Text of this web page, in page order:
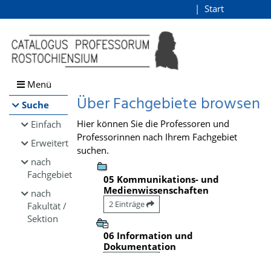
Browsen
direkt zum Inhalt
Start
Menü
Suche
Einfach
Erweitert
nach
Fachgebiet
nach
Fakultät /
Sektion
Über Fachgebiete browsen
Hier können Sie die Professoren und
Professorinnen nach Ihrem Fachgebiet
suchen.
05 Kommunikations- und
Medienwissenschaften
2 Einträge
06 Information und
Dokumentation